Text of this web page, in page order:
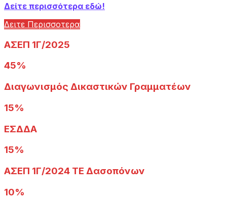
Δείτε περισσότερα εδώ!
Δειτε Περισσοτερα
ΑΣΕΠ 1Γ/2025
45%
Διαγωνισμός Δικαστικών Γραμματέων
15%
ΕΣΔΔΑ
15%
ΑΣΕΠ 1Γ/2024 ΤΕ Δασοπόνων
10%